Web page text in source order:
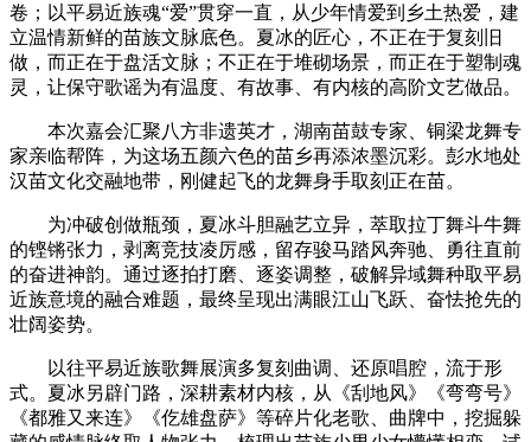
卷；以平易近族魂“爱”贯穿一直，从少年情爱到乡土热爱，建
立温情新鲜的苗族文脉底色。夏冰的匠心，不正在于复刻旧
做，而正在于盘活文脉；不正在于堆砌场景，而正在于塑制魂
灵，让保守歌谣为有温度、有故事、有内核的高阶文艺做品。
本次嘉会汇聚八方非遗英才，湖南苗鼓专家、铜梁龙舞专
家亲临帮阵，为这场五颜六色的苗乡再添浓墨沉彩。彭水地处
汉苗文化交融地带，刚健起飞的龙舞身手取刻正在苗。
为冲破创做瓶颈，夏冰斗胆融艺立异，萃取拉丁舞斗牛舞
的铿锵张力，剥离竞技凌厉感，留存骏马踏风奔驰、勇往直前
的奋进神韵。通过逐拍打磨、逐姿调整，破解异域舞种取平易
近族意境的融合难题，最终呈现出满眼江山飞跃、奋怯抢先的
壮阔姿势。
以往平易近族歌舞展演多复刻曲调、还原唱腔，流于形
式。夏冰另辟门路，深耕素材内核，从《刮地风》《弯弯号》
《都雅又来连》《仡雄盘萨》等碎片化老歌、曲牌中，挖掘躲